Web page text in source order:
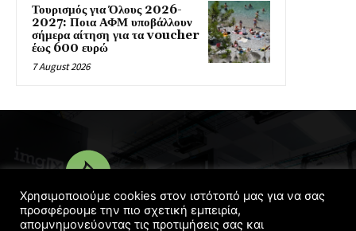
Τουρισμός για Όλους 2026-
2027: Ποια ΑΦΜ υποβάλλουν
σήμερα αίτηση για τα voucher
έως 600 ευρώ
7 August 2026
Χρησιμοποιούμε cookies στον ιστότοπό μας για να σας
προσφέρουμε την πιο σχετική εμπειρία,
απομνημονεύοντας τις προτιμήσεις σας και